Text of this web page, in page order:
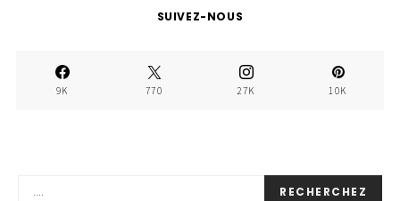
SUIVEZ-NOUS
9K 770 27K 10K
RECHERCHEZ